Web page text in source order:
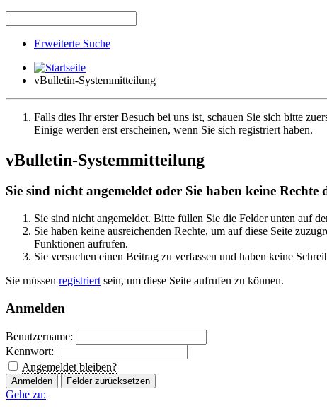
Erweiterte Suche
vBulletin-Systemmitteilung
Falls dies Ihr erster Besuch bei uns ist, schauen Sie sich bitte
Einige werden erst erscheinen, wenn Sie sich registriert haben.
vBulletin-Systemmitteilung
Sie sind nicht angemeldet oder Sie haben keine
Sie sind nicht angemeldet. Bitte füllen Sie die Felder unten auf
Sie haben keine ausreichenden Rechte, um auf diese Seite
Funktionen aufrufen.
Sie versuchen einen Beitrag zu verfassen und haben keine
Sie müssen registriert sein, um diese Seite aufrufen zu können.
Anmelden
Benutzername:
Kennwort:
Angemeldet bleiben?
Gehe zu: